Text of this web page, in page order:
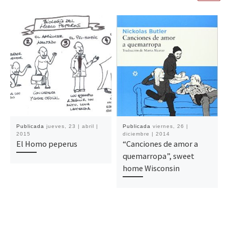
Publicada jueves, 23 | abril |
2015
El Homo peperus
Publicada viernes, 26 |
diciembre | 2014
“Canciones de amor a
quemarropa”, sweet
home Wisconsin